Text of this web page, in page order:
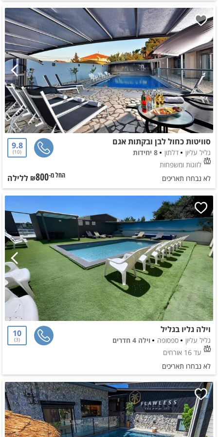
סוויטות כחול לבן ובקתות אגם
גליל עליון דלתון
8 יחידות
לזוגות ומשפחות
9.8
10
לא נבחרו תאריכים החל מ-₪800 ללילה
וילה גליו בגליל
גליל עליון ספסופה
וילה 4 חדרים
עד 16 אורחים
10
3
לא נבחרו תאריכים